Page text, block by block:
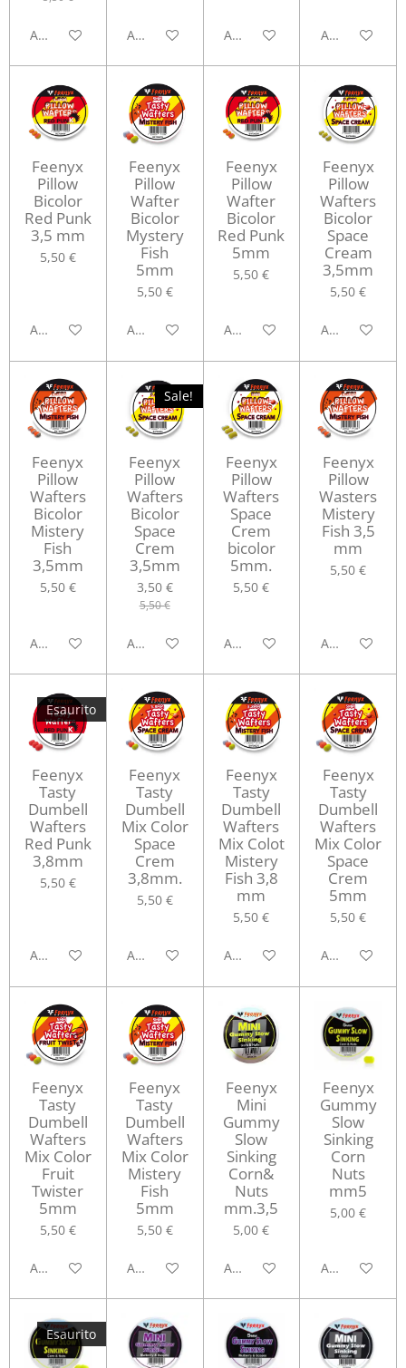
Aggiungi al carrelloAggiungi al carrelloAggiungi al carrelloAggiungi al
Feenyx
Pillow
Bicolor
Red Punk
3,5 mm
5,50 €
Aggiungi al carrello
Feenyx
Pillow
Wafter
Bicolor
Mystery
Fish
5mm
5,50 €
Aggiungi al carrello
Feenyx
Pillow
Wafter
Bicolor
Red Punk
5mm
5,50 €
Aggiungi al carrello
Feenyx
Pillow
Wafters
Bicolor
Space
Cream
3,5mm
5,50 €
Aggiungi al
Feenyx
Pillow
Wafters
Bicolor
Mistery
Fish
3,5mm
5,50 €
Aggiungi al carrello
Sale!
Feenyx
Pillow
Wafters
Bicolor
Space
Crem
3,5mm
3,50 €
5,50 €
Aggiungi al carrello
Feenyx
Pillow
Wafters
Space
Crem
bicolor
5mm.
5,50 €
Aggiungi al carrello
Feenyx
Pillow
Wasters
Mistery
Fish 3,5
mm
5,50 €
Aggiungi al
Esaurito
Feenyx
Tasty
Dumbell
Wafters
Red Punk
3,8mm
5,50 €
Avvisami quando disponibile
Feenyx
Tasty
Dumbell
Mix Color
Space
Crem
3,8mm.
5,50 €
Aggiungi al carrello
Feenyx
Tasty
Dumbell
Wafters
Mix Colot
Mistery
Fish 3,8
mm
5,50 €
Aggiungi al carrello
Feenyx
Tasty
Dumbell
Wafters
Mix Color
Space
Crem
5mm
5,50 €
Aggiungi al
Feenyx
Tasty
Dumbell
Wafters
Mix Color
Fruit
Twister
5mm
5,50 €
Aggiungi al carrello
Feenyx
Tasty
Dumbell
Wafters
Mix Color
Mistery
Fish
5mm
5,50 €
Aggiungi al carrello
Feenyx
Mini
Gummy
Slow
Sinking
Corn&
Nuts
mm.3,5
5,00 €
Aggiungi al carrello
Feenyx
Gummy
Slow
Sinking
Corn
Nuts
mm5
5,00 €
Aggiungi al
Esaurito